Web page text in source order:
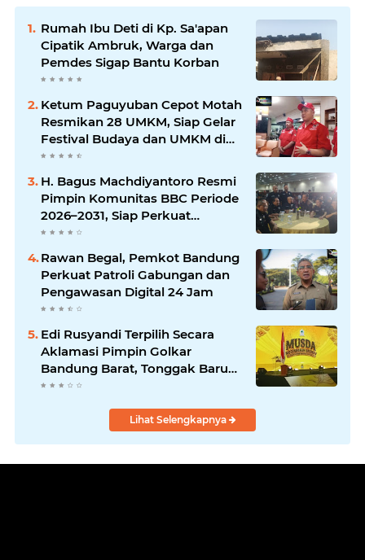
Rumah Ibu Deti di Kp. Sa'apan
Cipatik Ambruk, Warga dan
Pemdes Sigap Bantu Korban
Ketum Paguyuban Cepot Motah
Resmikan 28 UMKM, Siap Gelar
Festival Budaya dan UMKM di
Jalan Braga
H. Bagus Machdiyantoro Resmi
Pimpin Komunitas BBC Periode
2026–2031, Siap Perkuat
Solidaritas dan Hadirkan
Program Nyata untuk
Masyarakat
Rawan Begal, Pemkot Bandung
Perkuat Patroli Gabungan dan
Pengawasan Digital 24 Jam
Edi Rusyandi Terpilih Secara
Aklamasi Pimpin Golkar
Bandung Barat, Tonggak Baru
Kepemimpinan Harmonis
Lihat Selengkapnya